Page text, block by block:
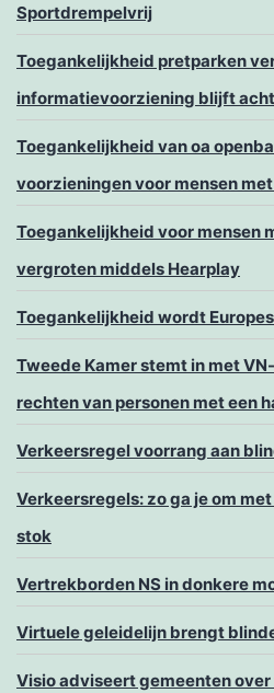
Sportdrempelvrij
Toegankelijkheid pretparken
informatievoorziening blijft
Toegankelijkheid van oa
voorzieningen voor mensen
Toegankelijkheid voor mensen
vergroten middels Hearplay
Toegankelijkheid wordt
Tweede Kamer stemt in met
rechten van personen met een
Verkeersregel voorrang aan
Verkeersregels: zo ga je om
stok
Vertrekborden NS in donkere
Virtuele geleidelijn brengt
Visio adviseert gemeenten